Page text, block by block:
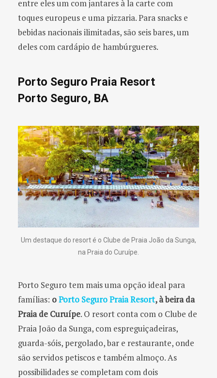
entre eles um com jantares à la carte com
toques europeus e uma pizzaria. Para snacks e
bebidas nacionais ilimitadas, são seis bares, um
deles com cardápio de hambúrgueres.
Porto Seguro Praia Resort
Porto Seguro, BA
Um destaque do resort é o Clube de Praia João da Sunga,
na Praia do Curuípe.
Porto Seguro tem mais uma opção ideal para
famílias: oPorto Seguro Praia Resort, à beira da
Praia de Curuípe. O resort conta com o Clube de
Praia João da Sunga, com espreguiçadeiras,
guarda-sóis, pergolado, bar e restaurante, onde
são servidos petiscos e também almoço. As
possibilidades se completam com dois